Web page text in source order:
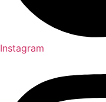
Instagram